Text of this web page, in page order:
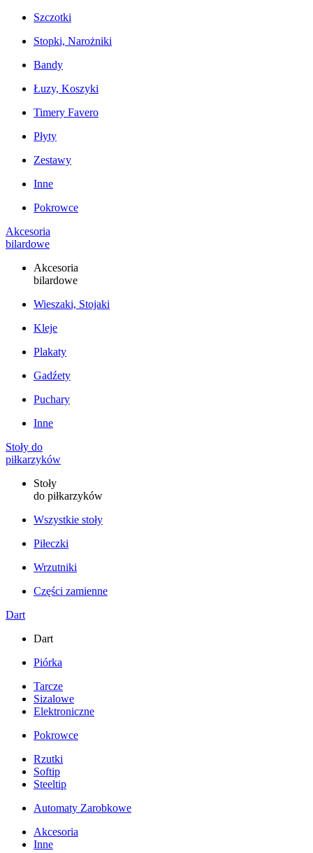
Szczotki
Stopki, Narożniki
Bandy
Łuzy, Koszyki
Timery Favero
Płyty
Zestawy
Inne
Pokrowce
Akcesoria
bilardowe
Akcesoria
bilardowe
Wieszaki, Stojaki
Kleje
Plakaty
Gadźety
Puchary
Inne
Stoły do
piłkarzyków
Stoły
do piłkarzyków
Wszystkie stoły
Piłeczki
Wrzutniki
Części zamienne
Dart
Dart
Piórka
Tarcze
Sizalowe
Elektroniczne
Pokrowce
Rzutki
Softip
Steeltip
Automaty Zarobkowe
Akcesoria
Inne